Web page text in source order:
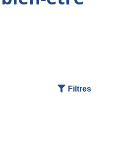
Filtres